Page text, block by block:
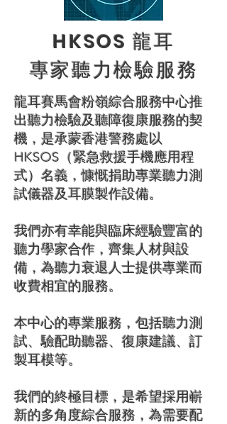
HKSOS 龍耳
專家聽力檢驗服務
龍耳賽馬會粉嶺綜合服務中心推
出聽力檢驗及聽障復康服務的契
機，是承蒙香港警務處以
HKSOS（緊急救援手機應用程
式）名義，慷慨捐助專業聽力測
試儀器及耳膜製作設備。
我們亦有幸能與臨床經驗豐富的
聽力學家合作，齊集人材與設
備，為聽力衰退人士提供專業而
收費相宜的服務。
本中心的專業服務，包括聽力測
試、驗配助聽器、復康建議、訂
製耳模等。
我們的終極目標，是希望採用嶄
新的多角度綜合服務，為需要配